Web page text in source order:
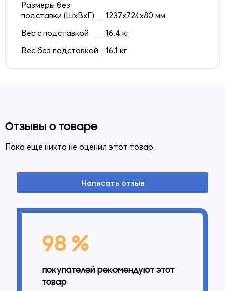
Размеры без
подставки (ШxВxГ)
1237x724x80 мм
Вес с подставкой
16.4 кг
Вес без подставкой
16.1 кг
Отзывы о товаре
Пока еще никто не оценил этот товар.
Написать отзыв
98 %
покупателей рекомендуют этот
товар